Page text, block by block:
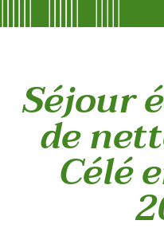
Séjour
de
Célé